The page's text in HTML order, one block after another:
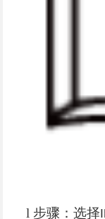
l 步骤：选择